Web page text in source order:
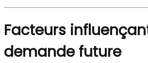
Facteurs
demande future